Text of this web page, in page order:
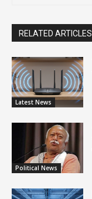
RELATED ARTICLES
Latest News
Political News